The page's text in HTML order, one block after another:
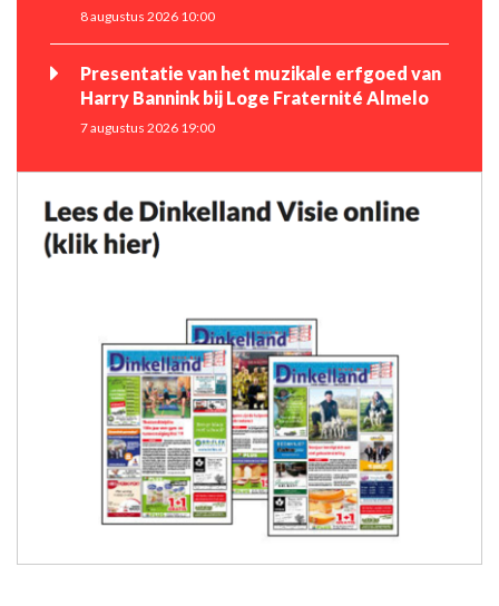
8 augustus 2026 10:00
Presentatie van het muzikale erfgoed van
Harry Bannink bij Loge Fraternité Almelo
7 augustus 2026 19:00